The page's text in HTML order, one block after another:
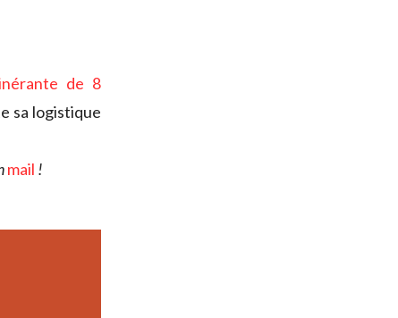
de 8
sa logistique
mail !